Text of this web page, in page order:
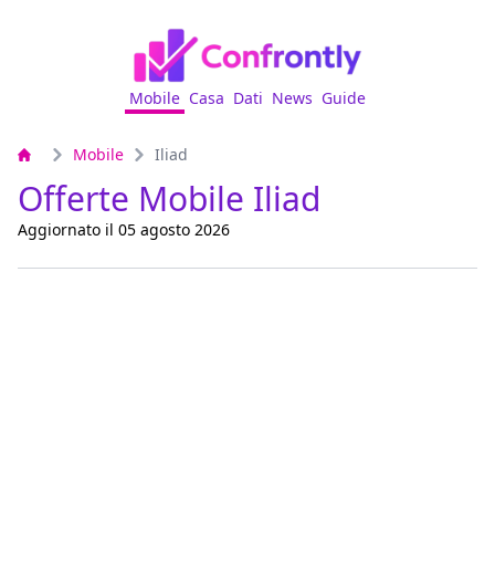
Mobile Casa Dati News Guide
Mobile Iliad
Offerte Mobile Iliad
Aggiornato il 05 agosto 2026